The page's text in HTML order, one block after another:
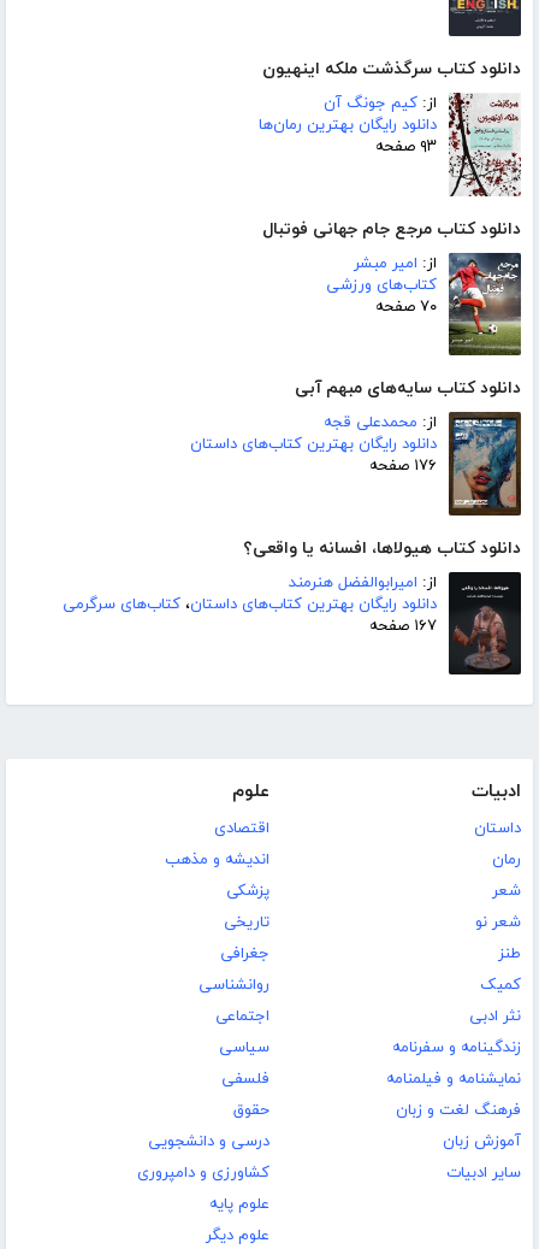
دانلود کتاب سرگذشت ملکه اینهیون
از: کیم جونگ آن
دانلود رایگان بهترین رمان‌ها
۹۳ صفحه
دانلود کتاب مرجع جام جهانی فوتبال
از: امیر مبشر
کتاب‌های ورزشی
۷۰ صفحه
دانلود کتاب سایه‌های مبهم آبی
از: محمدعلی قجه
دانلود رایگان بهترین کتاب‌های داستان
۱۷۶ صفحه
دانلود کتاب هیولاها، افسانه یا واقعی؟
از: امیرابوالفضل هنرمند
دانلود رایگان بهترین کتاب‌های داستان، کتاب‌های سرگرمی
۱۶۷ صفحه
ادبیات
داستان
رمان
شعر
شعر نو
طنز
کمیک
نثر ادبی
زندگینامه و سفرنامه
نمایشنامه و فیلمنامه
فرهنگ لغت و زبان
آموزش زبان
سایر ادبیات
علوم
اقتصادی
اندیشه و مذهب
پزشکی
تاریخی
جغرافی
روانشناسی
اجتماعی
سیاسی
فلسفی
حقوق
درسی و دانشجویی
کشاورزی و دامپروری
علوم پایه
علوم دیگر